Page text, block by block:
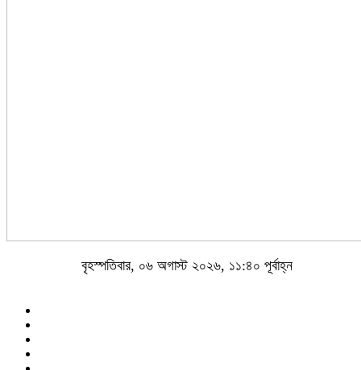
বৃহস্পতিবার, ০৬ অগাস্ট ২০২৬, ১১:৪০ পূর্বাহ্ন